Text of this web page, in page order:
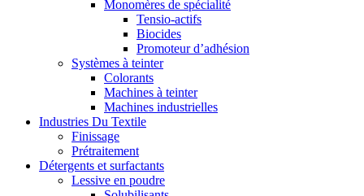
Monomères de spécialité
Tensio-actifs
Biocides
Promoteur d’adhésion
Systèmes à teinter
Colorants
Machines à teinter
Machines industrielles
Industries Du Textile
Finissage
Prétraitement
Détergents et surfactants
Lessive en poudre